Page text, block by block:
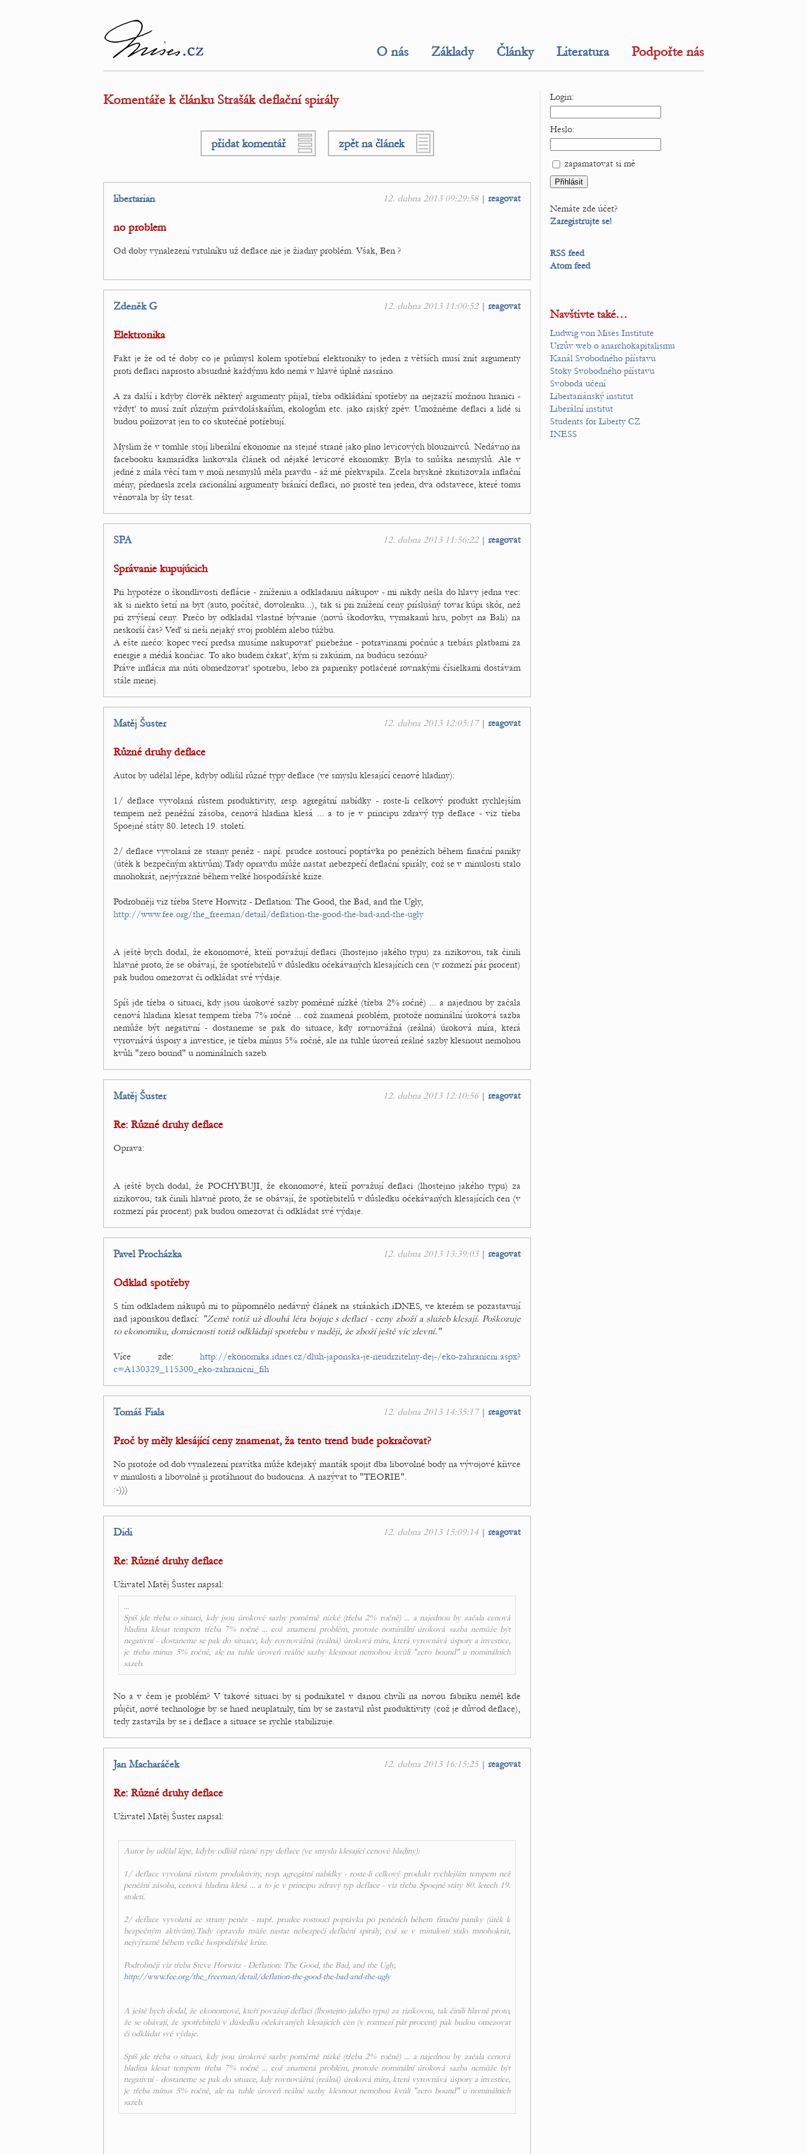
O nás Základy Články Literatura Podpořte nás
Komentáře k článku Strašák deflační spirály
přidat komentář zpět na článek
12. dubna 2013 09:29:58| reagovat
libertarian
no problem
Od doby vynalezení vrtulníku už deflace nie je žiadny problém. Však, Ben ?
12. dubna 2013 11:00:52| reagovat
Zdeněk G
Elektronika
Fakt je že od té doby co je průmysl kolem spotřební elektroniky to jeden z větších musí znít argumenty
proti deflaci naprosto absurdně každýmu kdo nemá v hlavě úplně nasráno.
A za další i kdyby člověk některý argumenty přijal, třeba odkládání spotřeby na nejzazší možnou hranici -
vždyť to musí znít různým právdoláskařům, ekologům etc. jako rajský zpěv. Umožněme deflaci a lidé si
budou pořizovat jen to co skutečně potřebují.
Myslim že v tomhle stojí liberální ekonomie na stejné straně jako plno levicových blouznivců. Nedávno na
facebooku kamarádka linkovala článek od nějaké levicové ekonomky. Byla to snůška nesmyslů. Ale v
jedné z mála věcí tam v moři nesmyslů měla pravdu - až mě překvapila. Zcela bryskně zkritizovala inflační
měny, přednesla zcela racionální argumenty bránící deflaci, no prostě ten jeden, dva odstavece, které tomu
věnovala by šly tesat.
12. dubna 2013 11:56:22| reagovat
SPA
Správanie kupujúcich
Pri hypotéze o škondlivosti deflácie - zníženiu a odkladaniu nákupov - mi nikdy nešla do hlavy jedna vec:
ak si niekto šetrí na byt (auto, počítač, dovolenku...), tak si pri znížení ceny príslušný tovar kúpi skôr, než
pri zvýšení ceny. Prečo by odkladal vlastné bývanie (novú škodovku, vymakanú hru, pobyt na Bali) na
neskorší čas? Veď si rieši nejaký svoj problém alebo túžbu.
A ešte niečo: kopec vecí predsa musíme nakupovať priebežne - potravinami počnúc a trebárs platbami za
energie a médiá končiac. To ako budem čakať, kým si zakúrim, na budúcu sezónu?
Práve inflácia ma núti obmedzovať spotrebu, lebo za papieriky potlačené rovnakými čísielkami dostávam
stále menej.
12. dubna 2013 12:05:17| reagovat
Matěj Šuster
Různé druhy deflace
Autor by udělal lépe, kdyby odlišil různé typy deflace (ve smyslu klesající cenové hladiny):
1/ deflace vyvolaná růstem produktivity, resp. agregátní nabídky - roste-li celkový produkt rychlejším
tempem než peněžní zásoba, cenová hladina klesá ... a to je v principu zdravý typ deflace - viz třeba
Spoejné státy 80. letech 19. století.
2/ deflace vyvolaná ze strany peněz - např. prudce rostoucí poptávka po penězích během finační paniky
(útěk k bezpečným aktivům).Tady opravdu může nastat nebezpečí deflační spirály, což se v minulosti stalo
mnohokrát, nejvýrazně během velké hospodářské krize.
Podrobněji viz třeba Steve Horwitz - Deflation: The Good, the Bad, and the Ugly,
http://www.fee.org/the_freeman/detail/deflation-the-good-the-bad-and-the-ugly
A ještě bych dodal, že ekonomové, kteří považují deflaci (lhostejno jakého typu) za rizikovou, tak činili
hlavně proto, že se obávají, že spotřebitelů v důsledku očekávaných klesajících cen (v rozmezí pár procent)
pak budou omezovat či odkládat své výdaje.
Spíš jde třeba o situaci, kdy jsou úrokové sazby poměrně nízké (třeba 2% ročně) ... a najednou by začala
cenová hladina klesat tempem třeba 7% ročně ... což znamená problém, protože nominální úroková sazba
nemůže být negativní - dostaneme se pak do situace, kdy rovnovážná (reálná) úroková míra, která
vyrovnává úspory a investice, je třeba mínus 5% ročně, ale na tuhle úroveň reálné sazby klesnout nemohou
kvůli "zero bound" u nominálních sazeb.
12. dubna 2013 12:10:56 | reagovat
Matěj Šuster
Re: Různé druhy deflace
Oprava:
A ještě bych dodal, že POCHYBUJI, že ekonomové, kteří považují deflaci (lhostejno jakého typu) za
rizikovou, tak činili hlavně proto, že se obávají, že spotřebitelů v důsledku očekávaných klesajících cen (v
rozmezí pár procent) pak budou omezovat či odkládat své výdaje.
12. dubna 2013 13:39:03 | reagovat
Pavel Procházka
Odklad spotřeby
S tím odkladem nákupů mi to připomnělo nedávný článek na stránkách iDNES, ve kterém se pozastavují
nad japonskou deflací: "Země totiž už dlouhá léta bojuje s deflací - ceny zboží a služeb klesají. Poškozuje
to ekonomiku, domácnosti totiž odkládají spotřebu v naději, že zboží ještě víc zlevní."
Více zde: http://ekonomika.idnes.cz/dluh-japonska-je-neudrzitelny-dej-/eko-zahranicni.aspx?
c=A130329_115300_eko-zahranicni_fih
12. dubna 2013 14:35:17| reagovat
Tomáš Fiala
Proč by měly klesájící ceny znamenat, ža tento trend bude pokračovat?
No protože od dob vynalezení pravítka může kdejaký manták spojit dba libovolné body na vývojové křivce
v minulosti a libovolně ji protáhnout do budoucna. A nazývat to "TEORIE".
:-)))
12. dubna 2013 15:09:14 | reagovat
Didi
Re: Různé druhy deflace
Uživatel Matěj Šuster napsal:
...
Spíš jde třeba o situaci, kdy jsou úrokové sazby poměrně nízké (třeba 2% ročně) ... a najednou by začala cenová
hladina klesat tempem třeba 7% ročně ... což znamená problém, protože nominální úroková sazba nemůže být
negativní - dostaneme se pak do situace, kdy rovnovážná (reálná) úroková míra, která vyrovnává úspory a investice,
je třeba mínus 5% ročně, ale na tuhle úroveň reálné sazby klesnout nemohou kvůli "zero bound" u nominálních
sazeb.
No a v čem je problém? V takové situaci by si podnikatel v danou chvíli na novou fabriku neměl kde
půjčit, nové technologie by se hned neuplatnily, tím by se zastavil růst produktivity (což je důvod deflace),
tedy zastavila by se i deflace a situace se rychle stabilizuje.
12. dubna 2013 16:15:25| reagovat
Jan Macharáček
Re: Různé druhy deflace
Uživatel Matěj Šuster napsal:
Autor by udělal lépe, kdyby odlišil různé typy deflace (ve smyslu klesající cenové hladiny):
1/ deflace vyvolaná růstem produktivity, resp. agregátní nabídky - roste-li celkový produkt rychlejším tempem než
peněžní zásoba, cenová hladina klesá ... a to je v principu zdravý typ deflace - viz třeba Spoejné státy 80. letech 19.
století.
2/ deflace vyvolaná ze strany peněz - např. prudce rostoucí poptávka po penězích během finační paniky (útěk k
bezpečným aktivům).Tady opravdu může nastat nebezpečí deflační spirály, což se v minulosti stalo mnohokrát,
nejvýrazně během velké hospodářské krize.
Podrobněji viz třeba Steve Horwitz - Deflation: The Good, the Bad, and the Ugly,
http://www.fee.org/the_freeman/detail/deflation-the-good-the-bad-and-the-ugly
A ještě bych dodal, že ekonomové, kteří považují deflaci (lhostejno jakého typu) za rizikovou, tak činili hlavně proto,
že se obávají, že spotřebitelů v důsledku očekávaných klesajících cen (v rozmezí pár procent) pak budou omezovat
či odkládat své výdaje.
Spíš jde třeba o situaci, kdy jsou úrokové sazby poměrně nízké (třeba 2% ročně) ... a najednou by začala cenová
hladina klesat tempem třeba 7% ročně ... což znamená problém, protože nominální úroková sazba nemůže být
negativní - dostaneme se pak do situace, kdy rovnovážná (reálná) úroková míra, která vyrovnává úspory a investice,
je třeba mínus 5% ročně, ale na tuhle úroveň reálné sazby klesnout nemohou kvůli "zero bound" u nominálních
sazeb.
Login:
Heslo:
zapamatovat si mě
Nemáte zde účet?
Zaregistrujte se!
RSS feed
Atom feed
Navštivte také…
Ludwig von Mises Institute
Urzův web o anarchokapitalismu
Kanál Svobodného přístavu
Stoky Svobodného přístavu
Svoboda učení
Libertariánský institut
Liberální institut
Students for Liberty CZ
INESS